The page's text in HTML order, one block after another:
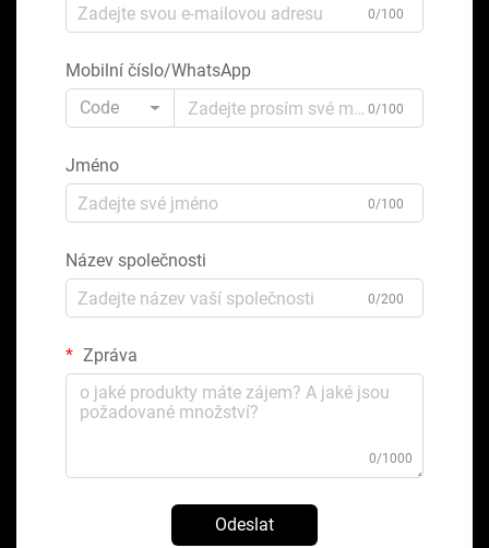
0/100
Mobilní číslo/WhatsApp
Code
0/100
Jméno
0/100
Název společnosti
0/200
Zpráva
0/1000
Odeslat